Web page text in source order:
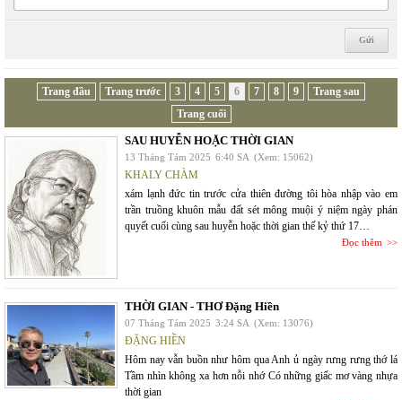
Trang đầu Trang trước 3 4 5 6 7 8 9
Trang sau
Trang cuối
SAU HUYỄN HOẶC THỜI GIAN
13 Tháng Tám 2025 6:40 SA (Xem: 15062)
KHALY CHÀM
xám lạnh đức tin trước cửa thiên đường tôi hòa nhập vào em
trần truồng khuôn mẫu đất sét mông muội ý niệm ngày phán
quyết cuối cùng sau huyễn hoặc thời gian thế kỷ thứ 17…
Đọc thêm
THỜI GIAN - THƠ Đặng Hiền
07 Tháng Tám 2025 3:24 SA (Xem: 13076)
ĐẶNG HIỀN
Hôm nay vẫn buồn như hôm qua Anh ủ ngày rưng rưng thớ lá
Tầm nhìn không xa hơn nỗi nhớ Có những giấc mơ vàng nhựa
thời gian